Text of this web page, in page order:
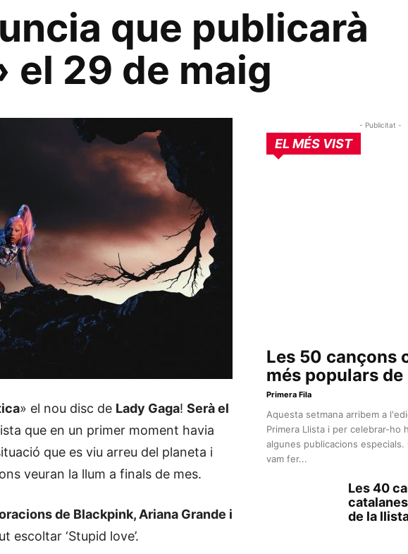
Fila
que publicarà
el 29 de maig
» el nou disc de Lady Gaga! Serà el
que en un primer moment havia
que es viu arreu del planeta i
veuran la llum a finals de mes.
de Blackpink, Ariana Grande i
escoltar ‘Stupid love’.
- Publicitat -
EL MÉS VIST
Les 50 cançons
més populars
Primera Fila
Aquesta setmana arribem a
Primera Llista i per celebrar-ho
algunes publicacions
vam fer...
Les 40
de la